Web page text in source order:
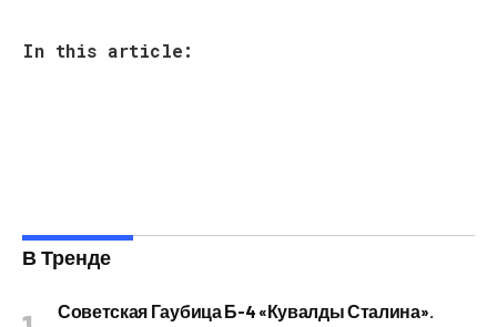
In this article:
В Тренде
Советская Гаубица Б-4 «Кувалды Сталина».